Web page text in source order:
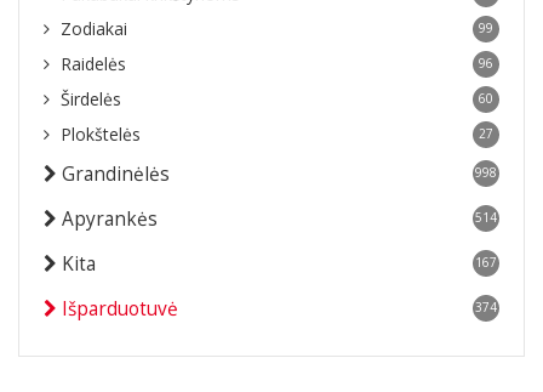
Zodiakai 99
Raidelės 96
Širdelės 60
Plokštelės 27
Grandinėlės 998
Apyrankės 514
Kita 167
Išparduotuvė 374